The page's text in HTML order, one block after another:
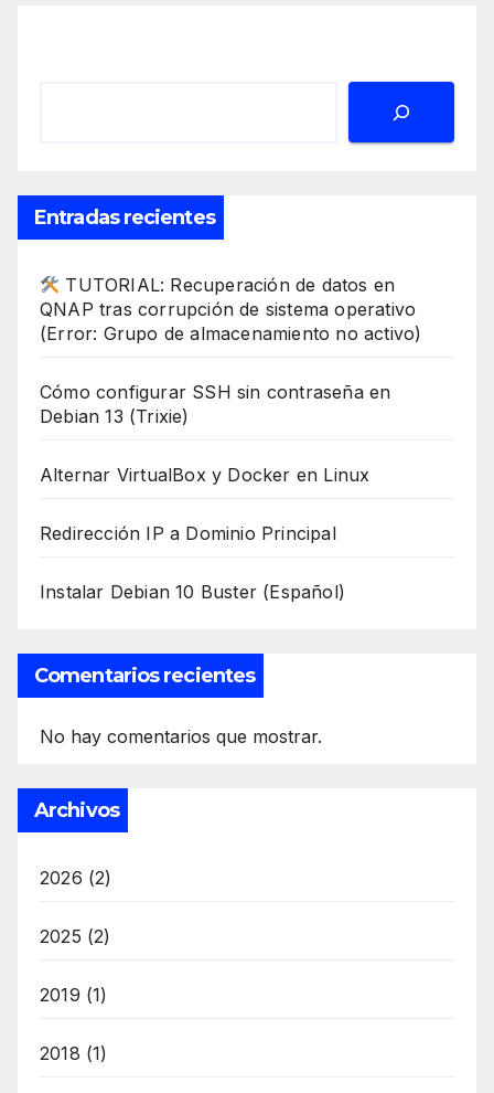
Entradas recientes
TUTORIAL: Recuperación de datos en
QNAP tras corrupción de sistema operativo
(Error: Grupo de almacenamiento no activo)
Cómo configurar SSH sin contraseña en
Debian 13 (Trixie)
Alternar VirtualBox y Docker en Linux
Redirección IP a Dominio Principal
Instalar Debian 10 Buster (Español)
Comentarios recientes
No hay comentarios que mostrar.
Archivos
2026 (2)
2025 (2)
2019 (1)
2018 (1)